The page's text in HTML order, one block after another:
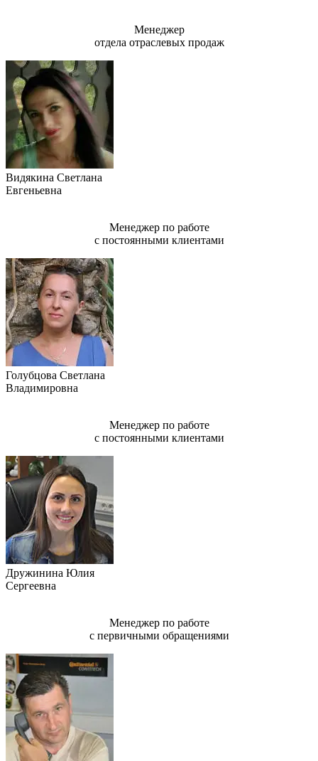
Менеджер
отдела отраслевых продаж
Видякина Светлана
Евгеньевна
Менеджер по работе
с постоянными клиентами
Голубцова Светлана
Владимировна
Менеджер по работе
с постоянными клиентами
Дружинина Юлия
Сергеевна
Менеджер по работе
с первичными обращениями